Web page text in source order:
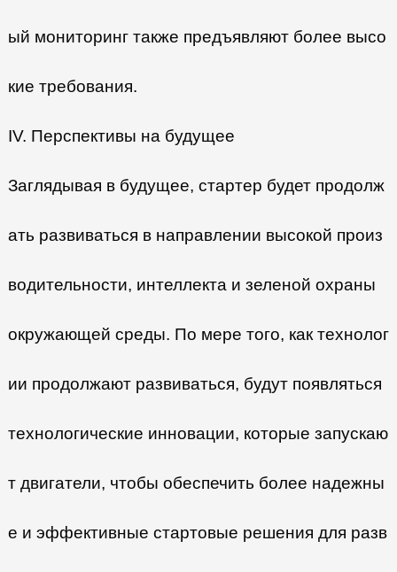
ый мониторинг также предъявляют более высо
кие требования.
IV. Перспективы на будущее
Заглядывая в будущее, стартер будет продолж
ать развиваться в направлении высокой произ
водительности, интеллекта и зеленой охраны
окружающей среды. По мере того, как технолог
ии продолжают развиваться, будут появляться
технологические инновации, которые запускаю
т двигатели, чтобы обеспечить более надежны
е и эффективные стартовые решения для разв